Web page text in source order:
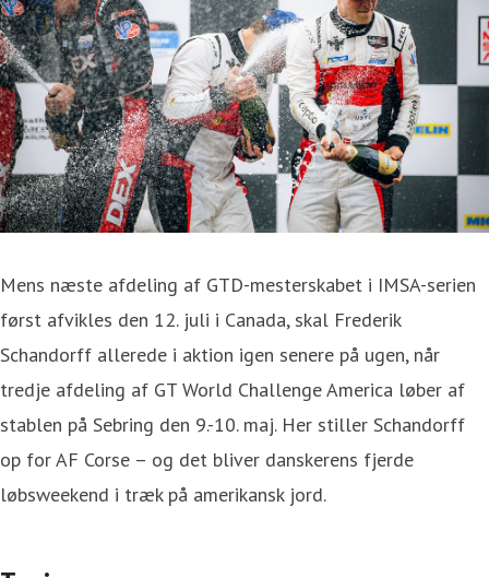
Mens næste afdeling af GTD-mesterskabet i IMSA-serien
først afvikles den 12. juli i Canada, skal Frederik
Schandorff allerede i aktion igen senere på ugen, når
tredje afdeling af GT World Challenge America løber af
stablen på Sebring den 9.-10. maj. Her stiller Schandorff
op for AF Corse – og det bliver danskerens fjerde
løbsweekend i træk på amerikansk jord.